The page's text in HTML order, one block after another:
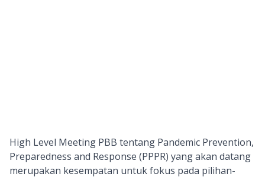
High Level Meeting PBB tentang Pandemic Prevention,
Preparedness and Response (PPPR) yang akan datang
merupakan kesempatan untuk fokus pada pilihan-